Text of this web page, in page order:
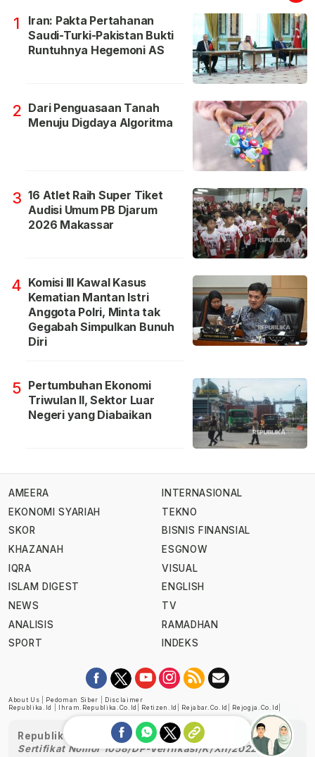
1
Iran: Pakta Pertahanan
Saudi-Turki-Pakistan Bukti
Runtuhnya Hegemoni AS
2 Dari Penguasaan Tanah
Menuju Digdaya Algoritma
3 16 Atlet Raih Super Tiket
Audisi Umum PB Djarum
2026 Makassar
4 Komisi III Kawal Kasus
Kematian Mantan Istri
Anggota Polri, Minta tak
Gegabah Simpulkan Bunuh
Diri
5 Pertumbuhan Ekonomi
Triwulan II, Sektor Luar
Negeri yang Diabaikan
AMEERA
EKONOMI SYARIAH
SKOR
KHAZANAH
IQRA
ISLAM DIGEST
NEWS
ANALISIS
SPORT
INTERNASIONAL
TEKNO
BISNIS FINANSIAL
ESGNOW
VISUAL
ENGLISH
TV
RAMADHAN
INDEKS
About Us Pedoman Siber
Disclaimer
Republika.id
Ihram.republika.co.id Retizen.id Rejabar.co.id Rejogja.co.id
Republika telah diverifikasi oleh Dewan Pers
Sertifikat Nomor 1058/DP-Verifikasi/K/XII/2022